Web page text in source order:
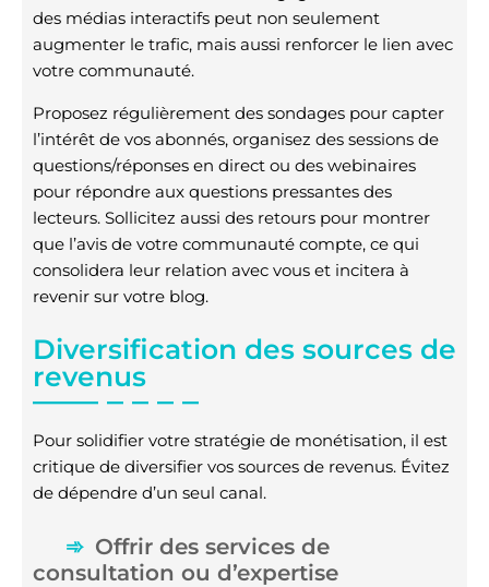
des médias interactifs peut non seulement
augmenter le trafic, mais aussi renforcer le lien avec
votre communauté.
Proposez régulièrement des sondages pour capter
l’intérêt de vos abonnés, organisez des sessions de
questions/réponses en direct ou des webinaires
pour répondre aux questions pressantes des
lecteurs. Sollicitez aussi des retours pour montrer
que l’avis de votre communauté compte, ce qui
consolidera leur relation avec vous et incitera à
revenir sur votre blog.
Diversification des sources de
revenus
Pour solidifier votre stratégie de monétisation, il est
critique de diversifier vos sources de revenus. Évitez
de dépendre d’un seul canal.
Offrir des services de
consultation ou d’expertise